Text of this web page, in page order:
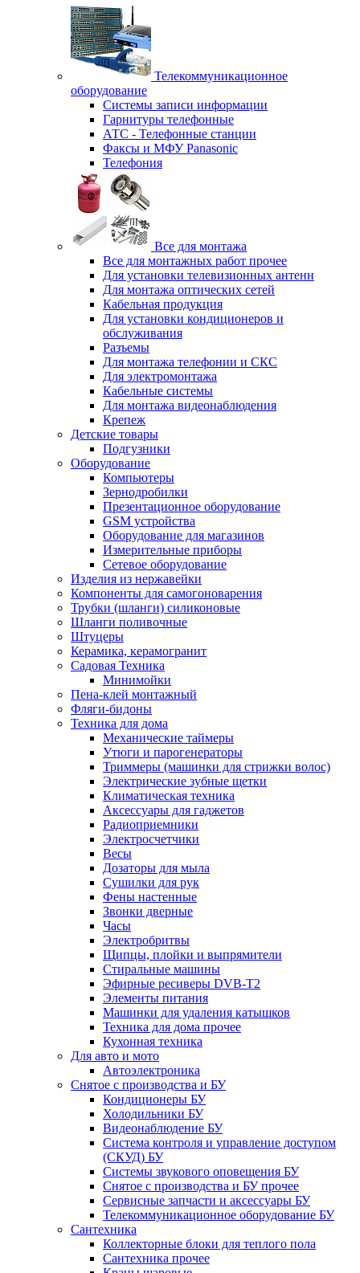
Телекоммуникационное
оборудование
Системы записи информации
Гарнитуры телефонные
АТС - Телефонные станции
Факсы и МФУ Panasonic
Телефония
Все для монтажа
Все для монтажных работ прочее
Для установки телевизионных антенн
Для монтажа оптических сетей
Кабельная продукция
Для установки кондиционеров и
обслуживания
Разъемы
Для монтажа телефонии и СКС
Для электромонтажа
Кабельные системы
Для монтажа видеонаблюдения
Крепеж
Детские товары
Подгузники
Оборудование
Компьютеры
Зернодробилки
Презентационное оборудование
GSM устройства
Оборудование для магазинов
Измерительные приборы
Сетевое оборудование
Изделия из нержавейки
Компоненты для самогоноварения
Трубки (шланги) силиконовые
Шланги поливочные
Штуцеры
Керамика, керамогранит
Садовая Техника
Минимойки
Пена-клей монтажный
Фляги-бидоны
Техника для дома
Механические таймеры
Утюги и парогенераторы
Триммеры (машинки для стрижки волос)
Электрические зубные щетки
Климатическая техника
Аксессуары для гаджетов
Радиоприемники
Электросчетчики
Весы
Дозаторы для мыла
Сушилки для рук
Фены настенные
Звонки дверные
Часы
Электробритвы
Щипцы, плойки и выпрямители
Стиральные машины
Эфирные ресиверы DVB-T2
Элементы питания
Машинки для удаления катышков
Техника для дома прочее
Кухонная техника
Для авто и мото
Автоэлектроника
Снятое с производства и БУ
Кондиционеры БУ
Холодильники БУ
Видеонаблюдение БУ
Система контроля и управление доступом
(СКУД) БУ
Системы звукового оповещения БУ
Снятое с производства и БУ прочее
Сервисные запчасти и аксессуары БУ
Телекоммуникационное оборудование БУ
Сантехника
Коллекторные блоки для теплого пола
Сантехника прочее